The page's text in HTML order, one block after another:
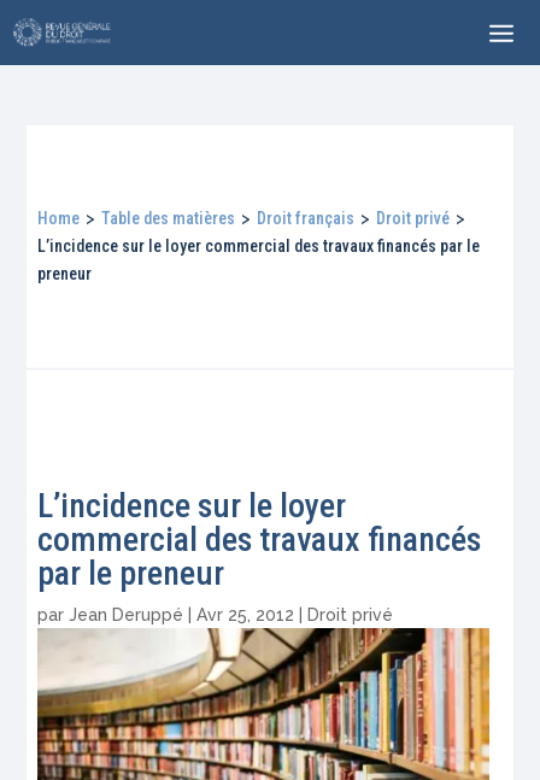
Home > Table des matières > Droit français > Droit privé >
L’incidence sur le loyer commercial des travaux financés par le
preneur
L’incidence sur le loyer
commercial des travaux financés
par le preneur
parJean Deruppé |Avr 25, 2012 Droit privé